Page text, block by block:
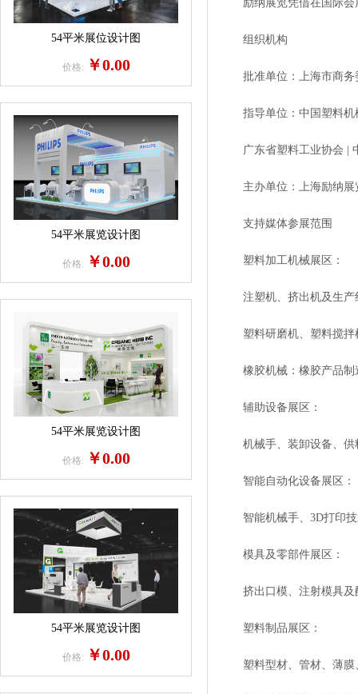
54平米展位设计图
价格: ￥0.00
54平米展览设计图
价格: ￥0.00
54平米展览设计图
价格: ￥0.00
54平米展览设计图
价格: ￥0.00
励纳展览凭借在国际会展
组织机构
批准单位：上海市商务
指导单位：中国塑料机
广东省塑料工业协会 | 中
主办单位：上海励纳展
支持媒体参展范围
塑料加工机械展区：
注塑机、挤出机及生产线
塑料研磨机、塑料搅拌机
橡胶机械：橡胶产品制
辅助设备展区：
机械手、装卸设备、供
智能自动化设备展区：
智能机械手、3D打印技
模具及零部件展区：
挤出口模、注射模具及配
塑料制品展区：
塑料型材、管材、薄膜、